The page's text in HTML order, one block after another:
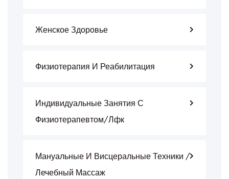
Женское Здоровье
Физиотерапия И Реабилитация
Индивидуальные Занятия С
Физиотерапевтом/лфк
Мануальные И Висцеральные Техники /
Лечебный Массаж